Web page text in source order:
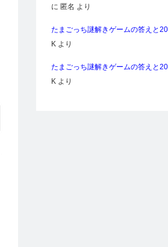
に 匿名 より
たまごっち謎解きゲームの答えと
K より
たまごっち謎解きゲームの答えと
K より